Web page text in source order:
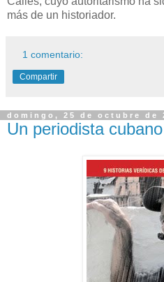
más de un historiador.
1 comentario:
Compartir
domingo, 25 de octubre de
Un periodista cubano